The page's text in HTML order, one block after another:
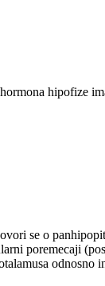
hipofize
se o
poremecaji
odnosno